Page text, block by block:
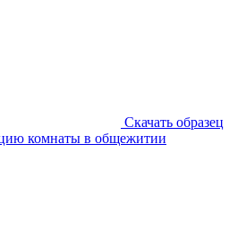
Скачать образец
комнаты в общежитии